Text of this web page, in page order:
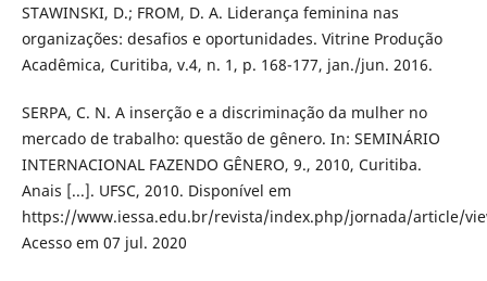
STAWINSKI, D.; FROM, D. A. Liderança feminina nas
organizações: desafios e oportunidades. Vitrine Produção
Acadêmica, Curitiba, v.4, n. 1, p. 168-177, jan./jun. 2016.
SERPA, C. N. A inserção e a discriminação da mulher no
mercado de trabalho: questão de gênero. In: SEMINÁRIO
INTERNACIONAL FAZENDO GÊNERO, 9., 2010, Curitiba.
Anais [...]. UFSC, 2010. Disponível em
https://www.iessa.edu.br/revista/index.php/jornada/article/
Acesso em 07 jul. 2020